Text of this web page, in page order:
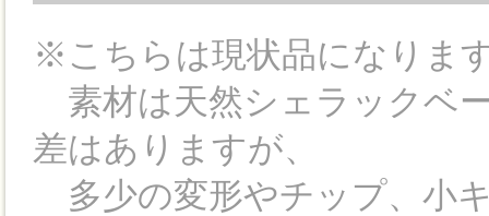
※こちらは現状品になりま
素材は天然シェラックベ
差はありますが、
多少の変形やチップ、小